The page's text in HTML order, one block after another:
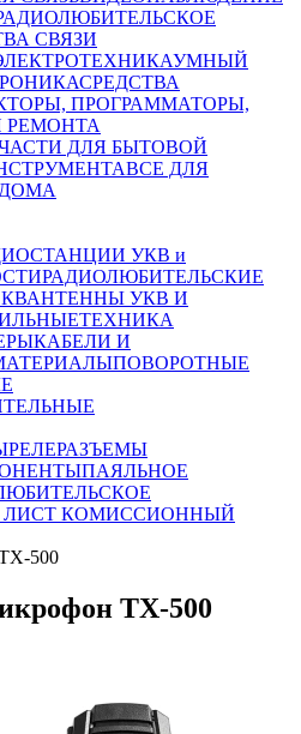
СВЯЗИ
УМНЫЙ
СРЕДСТВА
ПРОГРАММАТОРЫ,
РЕМОНТА
ДЛЯ БЫТОВОЙ
ВСЕ ДЛЯ
УКВ и
РАДИОЛЮБИТЕЛЬСКИЕ
АНТЕННЫ УКВ И
ТЕХНИКА
КАБЕЛИ И
ПОВОРОТНЫЕ
РЕЛЕРАЗЪЕМЫ
ПАЯЛЬНОЕ
ЛИСТ КОМИССИОННЫЙ
500
TX-500